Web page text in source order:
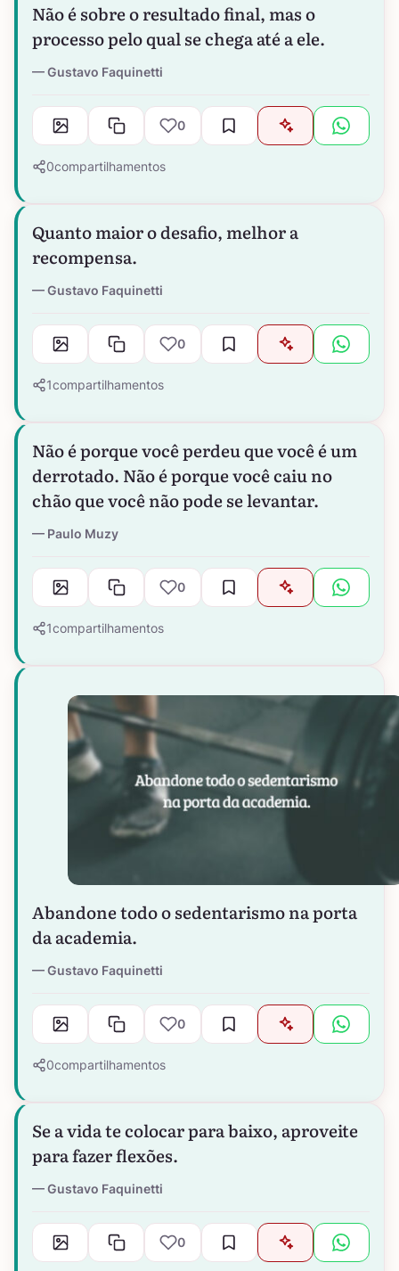
Não é sobre o resultado final, mas o
processo pelo qual se chega até a ele.
Gustavo Faquinetti
0
0compartilhamentos
Quanto maior o desafio, melhor a
recompensa.
Gustavo Faquinetti
0
1compartilhamentos
Não é porque você perdeu que você é um
derrotado. Não é porque você caiu no
chão que você não pode se levantar.
Paulo Muzy
0
1compartilhamentos
Abandone todo o sedentarismo na porta
da academia.
Gustavo Faquinetti
0
0compartilhamentos
Se a vida te colocar para baixo, aproveite
para fazer flexões.
Gustavo Faquinetti
0